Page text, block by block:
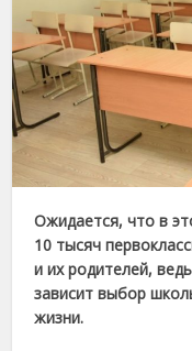
Ожидается, что в
10 тысяч
и их родителей,
зависит выбор
жизни.